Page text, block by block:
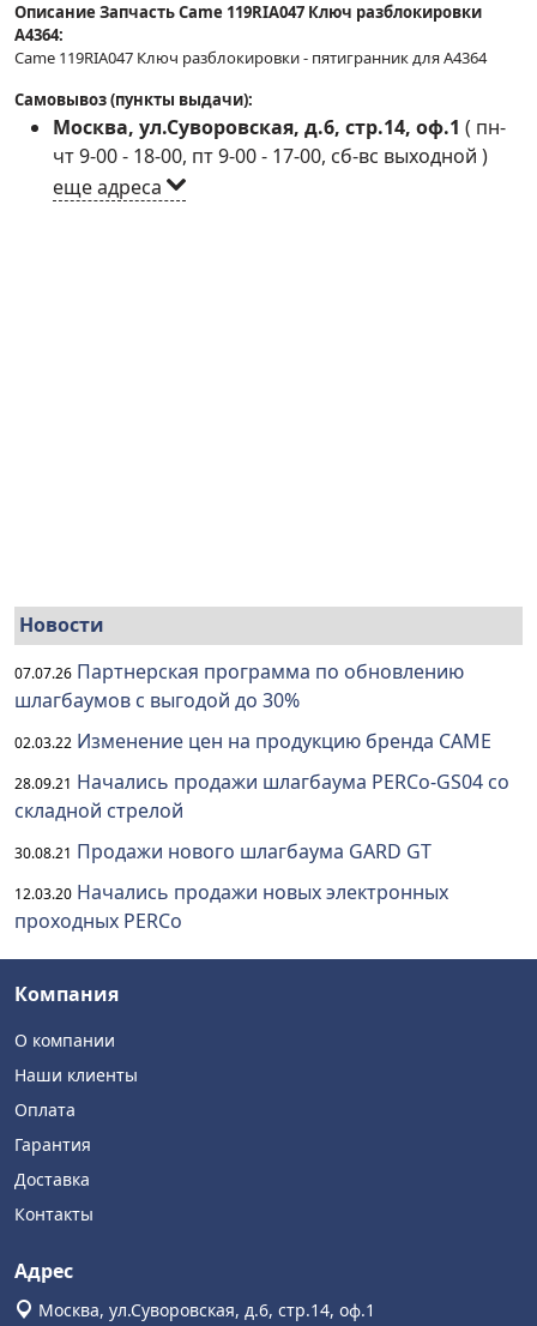
Описание Запчасть Came 119RIA047 Ключ разблокировки
A4364:
Came 119RIA047 Ключ разблокировки - пятигранник для A4364
Самовывоз (пункты выдачи):
Москва, ул.Суворовская, д.6, стр.14, оф.1 ( пн-
чт 9-00 - 18-00, пт 9-00 - 17-00, сб-вс выходной )
еще адреса
Новости
07.07.26 Партнерская программа по обновлению
шлагбаумов с выгодой до 30%
02.03.22 Изменение цен на продукцию бренда CAME
28.09.21 Начались продажи шлагбаума PERCo-GS04 со
складной стрелой
30.08.21 Продажи нового шлагбаума GARD GT
12.03.20 Начались продажи новых электронных
проходных PERCo
Компания
О компании
Наши клиенты
Оплата
Гарантия
Доставка
Контакты
Адрес
Москва, ул.Суворовская, д.6, стр.14, оф.1